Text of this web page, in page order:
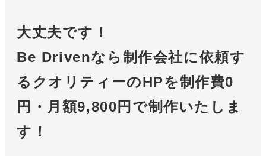
大丈夫です！
Be Drivenなら制作会社に依頼す
るクオリティーのHPを制作費0
円・月額9,800円で制作いたしま
す！